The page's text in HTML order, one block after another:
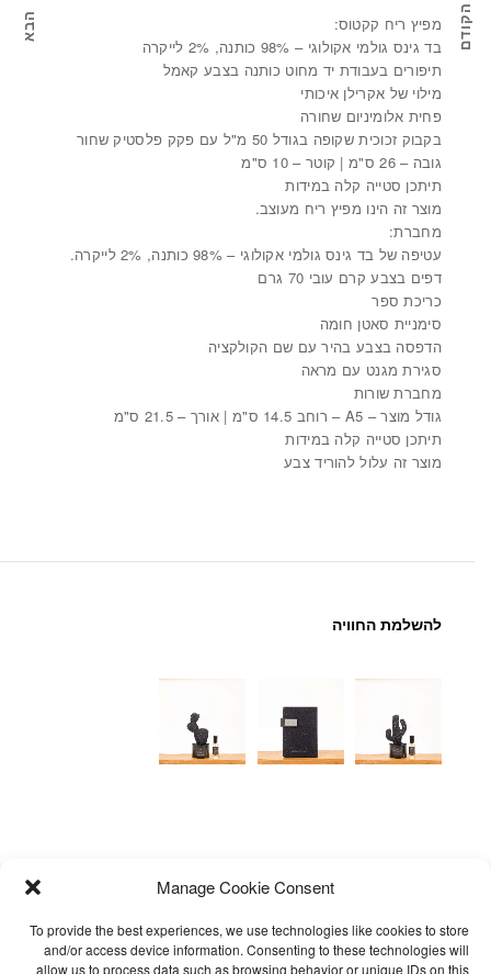
Manage Cookie Consent
To provide the best experiences, we use technologies like cookies to store
and/or access device information. Consenting to these technologies will
allow us to process data such as browsing behavior or unique IDs on this
מפיץ ריח קקטוס:
בד גינס גולמי אקולוגי – 98% כותנה, 2% לייקרה
תיפורים בעבודת יד מחוט כותנה בצבע קאמל
מילוי של אקרילן איכותי
פחית אלומיניום שחורה
בקבוק זכוכית שקופה בגודל 50 מ"ל עם פקק פלסטיק שחור
גובה – 26 ס"מ | קוטר – 10 ס"מ
תיתכן סטייה קלה במידות
מוצר זה הינו מפיץ ריח מעוצב.
מחברת:
עטיפה של בד גינס גולמי אקולוגי – 98% כותנה, 2% לייקרה.
דפים בצבע קרם עובי 70 גרם
כריכת ספר
סימניית סאטן חומה
הדפסה בצבע בהיר עם שם הקולקציה
סגירת מגנט עם מראה
מחברת שורות
גודל מוצר – A5 – רוחב 14.5 ס"מ | אורך – 21.5 ס"מ
תיתכן סטייה קלה במידות
מוצר זה עלול להוריד צבע
הקודם
מארז לבית / סט קופסאות לבנות הבא
להשלמת החוויה